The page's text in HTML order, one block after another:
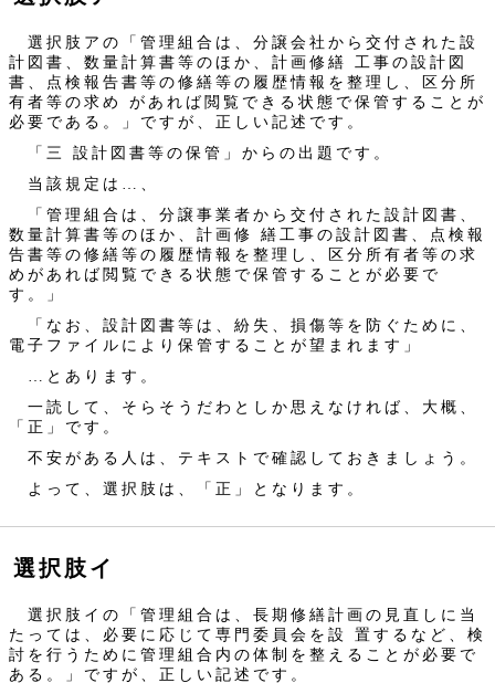
選択肢アの「管理組合は、分譲会社から交付された設
計図書、数量計算書等のほか、計画修繕 工事の設計図
書、点検報告書等の修繕等の履歴情報を整理し、区分所
有者等の求め があれば閲覧できる状態で保管することが
必要である。」ですが、正しい記述です。
「三 設計図書等の保管」からの出題です。
当該規定は…、
「管理組合は、分譲事業者から交付された設計図書、
数量計算書等のほか、計画修 繕工事の設計図書、点検報
告書等の修繕等の履歴情報を整理し、区分所有者等の求
めがあれば閲覧できる状態で保管することが必要で
す。」
「なお、設計図書等は、紛失、損傷等を防ぐために、
電子ファイルにより保管することが望まれます」
…とあります。
一読して、そらそうだわとしか思えなければ、大概、
「正」です。
不安がある人は、テキストで確認しておきましょう。
よって、選択肢は、「正」となります。
選択肢イ
選択肢イの「管理組合は、長期修繕計画の見直しに当
たっては、必要に応じて専門委員会を設 置するなど、検
討を行うために管理組合内の体制を整えることが必要で
ある。」ですが、正しい記述です。